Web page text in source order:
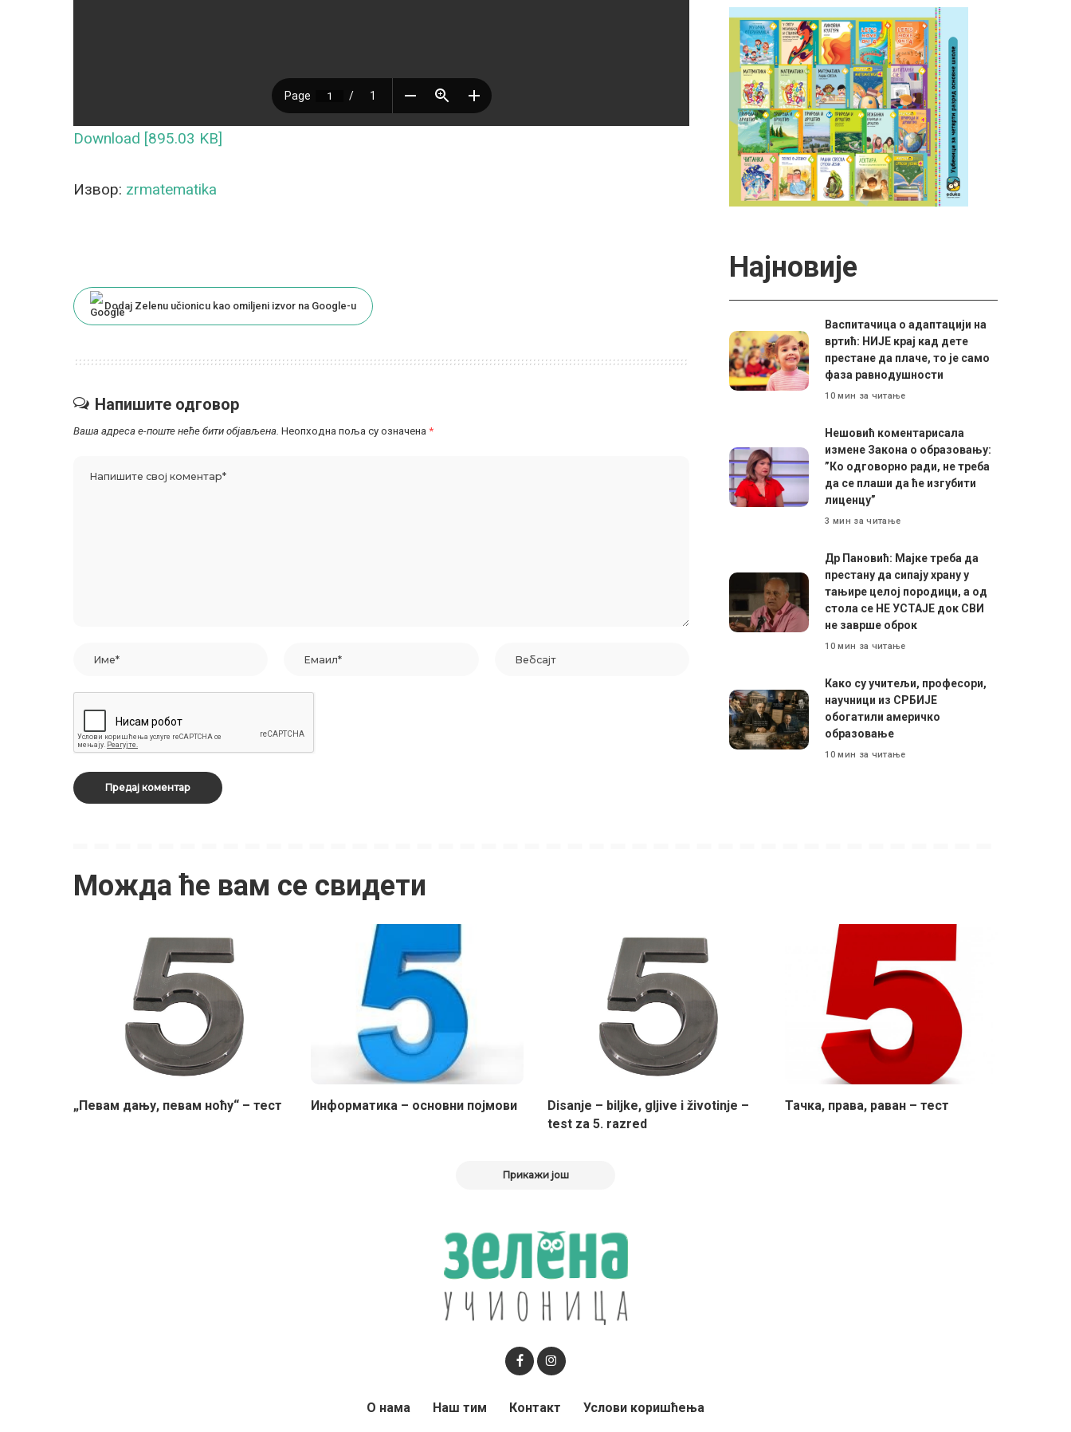
Download [895.03 KB]
Извор: zrmatematika
Dodaj Zelenu učionicu kao omiljeni izvor na Google-u
Напишите одговор
Ваша адреса е-поште неће бити објављена. Неопходна поља су означена *
Најновије
Васпитачица о адаптацији на
вртић: НИЈЕ крај кад дете
престане да плаче, то је само
фаза равнодушности
10 мин за читање
Нешовић коментарисала
измене Закона о образовању:
”Ко одговорно ради, не треба
да се плаши да ће изгубити
лиценцу”
3 мин за читање
Др Пановић: Мајке треба да
престану да сипају храну у
тањире целој породици, а од
стола се НЕ УСТАЈЕ док СВИ
не заврше оброк
10 мин за читање
Како су учитељи, професори,
научници из СРБИЈЕ
обогатили америчко
образовање
10 мин за читање
Можда ће вам се свидети
„Певам дању, певам ноћу“ – тест Информатика – основни појмови
Disanje – biljke, gljive i životinje –
test za 5. razred
Тачка, права, раван – тест
Прикажи још
О нама Наш тим Контакт Услови коришћења